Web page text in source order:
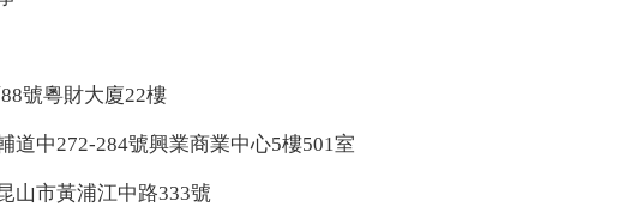
號粵財大廈22樓
中272-284號興業商業中心5樓501室
山市黃浦江中路333號